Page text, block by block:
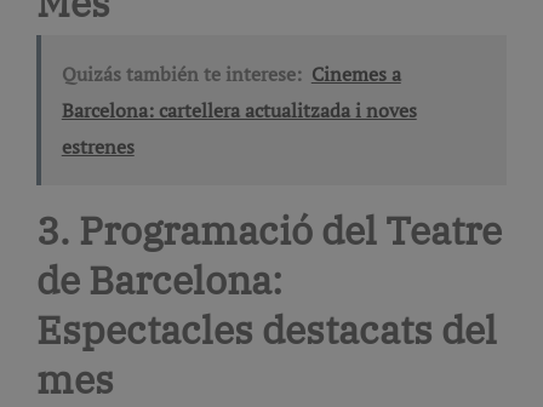
Quizás también te interese: Cinemes a
Barcelona: cartellera actualitzada i noves
estrenes
3. Programació del Teatre
de Barcelona:
Espectacles destacats del
mes